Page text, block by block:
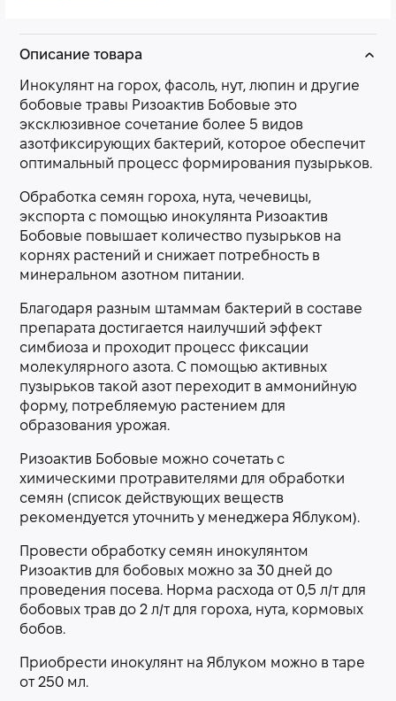
Описание товара
Инокулянт на горох, фасоль, нут, люпин и другие
бобовые травы Ризоактив Бобовые это
эксклюзивное сочетание более 5 видов
азотфиксирующих бактерий, которое обеспечит
оптимальный процесс формирования пузырьков.
Обработка семян гороха, нута, чечевицы,
экспорта с помощью инокулянта Ризоактив
Бобовые повышает количество пузырьков на
корнях растений и снижает потребность в
минеральном азотном питании.
Благодаря разным штаммам бактерий в составе
препарата достигается наилучший эффект
симбиоза и проходит процесс фиксации
молекулярного азота. С помощью активных
пузырьков такой азот переходит в аммонийную
форму, потребляемую растением для
образования урожая.
Ризоактив Бобовые можно сочетать с
химическими протравителями для обработки
семян (список действующих веществ
рекомендуется уточнить у менеджера Яблуком).
Провести обработку семян инокулянтом
Ризоактив для бобовых можно за 30 дней до
проведения посева. Норма расхода от 0,5 л/т для
бобовых трав до 2 л/т для гороха, нута, кормовых
бобов.
Приобрести инокулянт на Яблуком можно в таре
от 250 мл.